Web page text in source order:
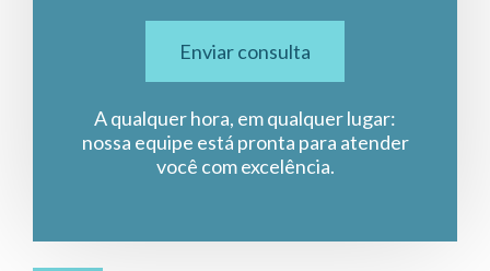
Enviar consulta
A qualquer hora, em qualquer lugar:
nossa equipe está pronta para atender
você com excelência.